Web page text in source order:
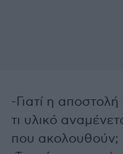
-Γιατί η
τι υλικό
που ακολουθούν;